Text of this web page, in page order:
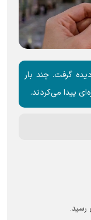
گرفت. چند بار
پیدا می‌کردند.
رسید.